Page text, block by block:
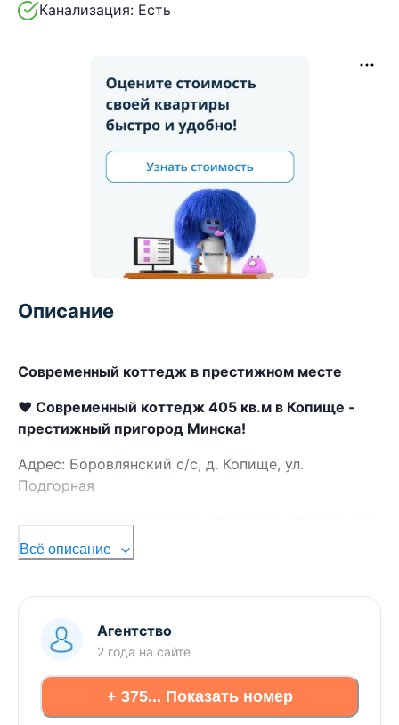
Канализация: Есть
Описание
Современный коттедж в престижном месте
❤️ Современный коттедж 405 кв.м в Копище -
престижный пригород Минска!
Адрес: Боровлянский с/с, д. Копище, ул.
Подгорная
- Просторный дом общей площадью 405,1 кв.м. с
кухней 47 кв.м. станет основой для воплощения
вашего идеального интерьера. Высокие потолки
перегородок открывают свободу планировочных
решений и дают возможность создать уникальное
пространство под ваш стиль жизни.
- Дом построен в 2024 году с использованием
надёжных технологий: фундамент из блоков ФБС,
Всё описание
Агентство
2 года на сайте
+ 375... Показать номер